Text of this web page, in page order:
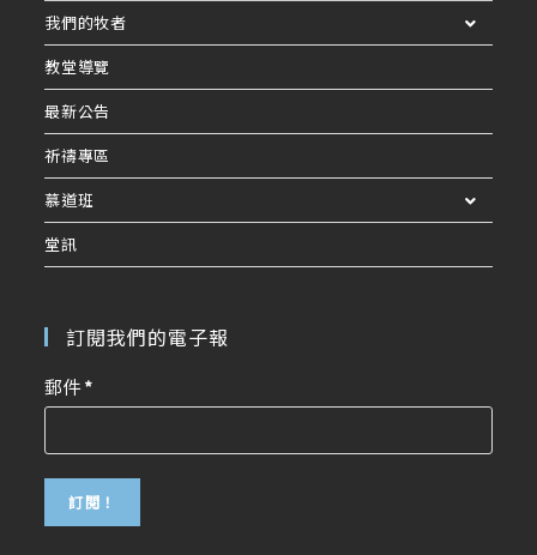
我們的牧者
教堂導覽
最新公告
祈禱專區
慕道班
堂訊
訂閱我們的電子報
郵件*